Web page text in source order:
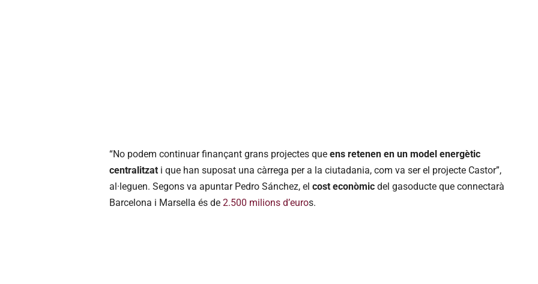
“No podem continuar finançant grans projectes que ens retenen en un model energètic
centralitzat i que han suposat una càrrega per a la ciutadania, com va ser el projecte Castor”,
al·leguen. Segons va apuntar Pedro Sánchez, el cost econòmic del gasoducte que connectarà
Barcelona i Marsella és de 2.500 milions d’euros.